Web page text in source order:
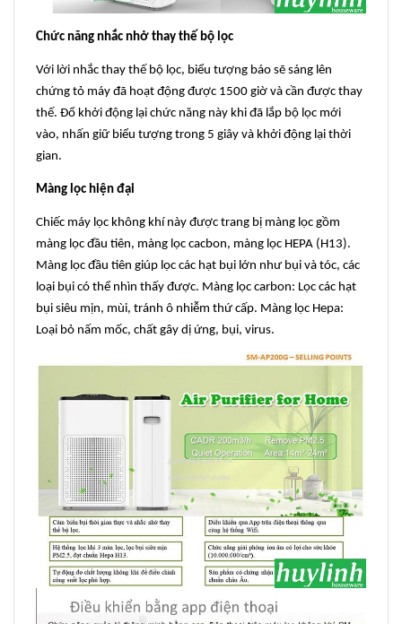
Chức năng nhắc nhở thay thế bộ lọc
Với lời nhắc thay thế bộ lọc, biểu tượng báo sẽ sáng lên
chứng tỏ máy đã hoạt động được 1500 giờ và cần được thay
thế. Đổ khởi động lại chức năng này khi đã lắp bộ lọc mới
vào, nhấn giữ biểu tượng trong 5 giây và khởi động lại thời
gian.
Màng lọc hiện đại
Chiếc máy lọc không khí này được trang bị màng lọc gồm
màng lọc đầu tiên, màng lọc cacbon, màng lọc HEPA (H13).
Màng lọc đầu tiên giúp lọc các hạt bụi lớn như bụi và tóc, các
loại bụi có thể nhìn thấy được. Màng lọc carbon: Lọc các hạt
bụi siêu mịn, mùi, tránh ô nhiễm thứ cấp. Màng lọc Hepa:
Loại bỏ nấm mốc, chất gây dị ứng, bụi, virus.